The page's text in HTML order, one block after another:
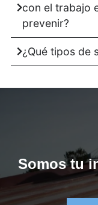
con el trabajo
prevenir?
¿Qué tipos de
Somos tu